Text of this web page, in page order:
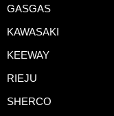
GASGAS
KAWASAKI
KEEWAY
RIEJU
SHERCO